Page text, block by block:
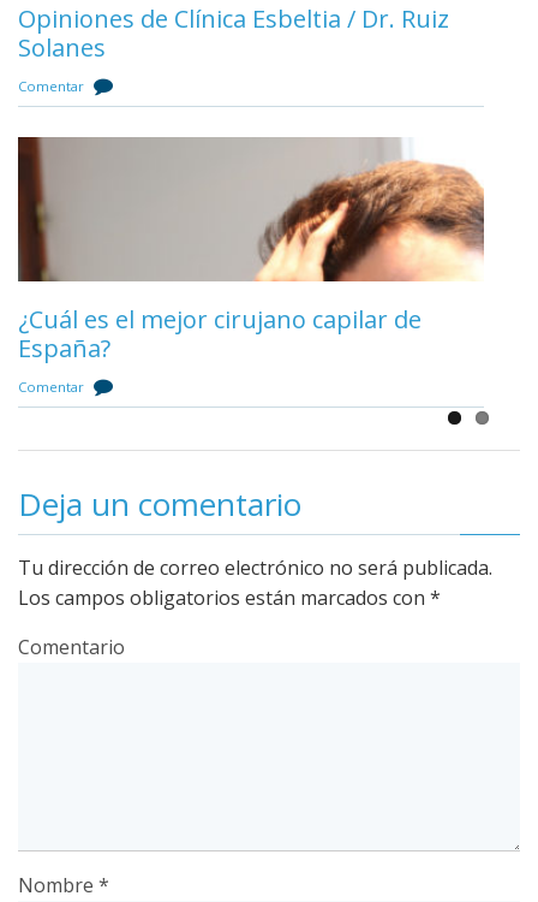
Opiniones de Clínica Esbeltia / Dr. Ruiz
Solanes
Comentar
¿Cuál es el mejor cirujano capilar de
España?
Comentar
Deja un comentario
Tu dirección de correo electrónico no será publicada.
Los campos obligatorios están marcados con *
Comentario
Nombre *